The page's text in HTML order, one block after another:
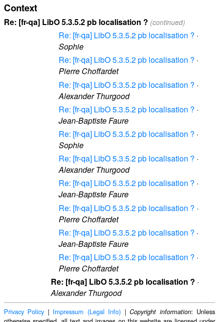
Context
Re: [fr-qa] LibO 5.3.5.2 pb localisation ? (continued)
Re: [fr-qa] LibO 5.3.5.2 pb localisation ? ·
Sophie
Re: [fr-qa] LibO 5.3.5.2 pb localisation ? ·
Pierre Choffardet
Re: [fr-qa] LibO 5.3.5.2 pb localisation ? ·
Alexander Thurgood
Re: [fr-qa] LibO 5.3.5.2 pb localisation ? ·
Jean-Baptiste Faure
Re: [fr-qa] LibO 5.3.5.2 pb localisation ? ·
Sophie
Re: [fr-qa] LibO 5.3.5.2 pb localisation ? ·
Alexander Thurgood
Re: [fr-qa] LibO 5.3.5.2 pb localisation ? ·
Jean-Baptiste Faure
Re: [fr-qa] LibO 5.3.5.2 pb localisation ? ·
Pierre Choffardet
Re: [fr-qa] LibO 5.3.5.2 pb localisation ? ·
Jean-Baptiste Faure
Re: [fr-qa] LibO 5.3.5.2 pb localisation ? ·
Pierre Choffardet
Re: [fr-qa] LibO 5.3.5.2 pb localisation ? ·
Alexander Thurgood
Privacy Policy | Impressum (Legal Info) |Copyright information: Unless